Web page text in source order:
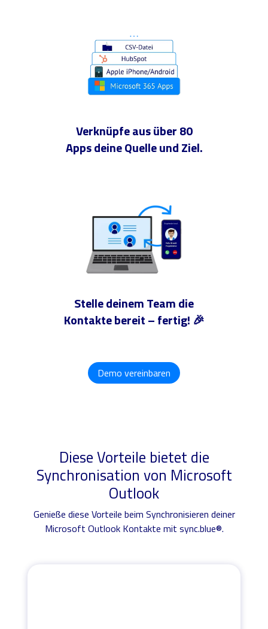
Verknüpfe aus über 80
Apps deine Quelle und Ziel.
Stelle deinem Team die
Kontakte bereit – fertig! 🎉
Demo vereinbaren
Diese Vorteile bietet die
Synchronisation von Microsoft
Outlook
Genieße diese Vorteile beim Synchronisieren deiner
Microsoft Outlook Kontakte mit sync.blue®.